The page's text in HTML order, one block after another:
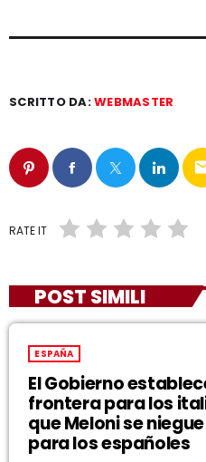
SCRITTO DA:WEBMASTER
RATE IT
POST SIMILI
ESPAÑA
El Gobierno
frontera para los
que Meloni se
para los españoles